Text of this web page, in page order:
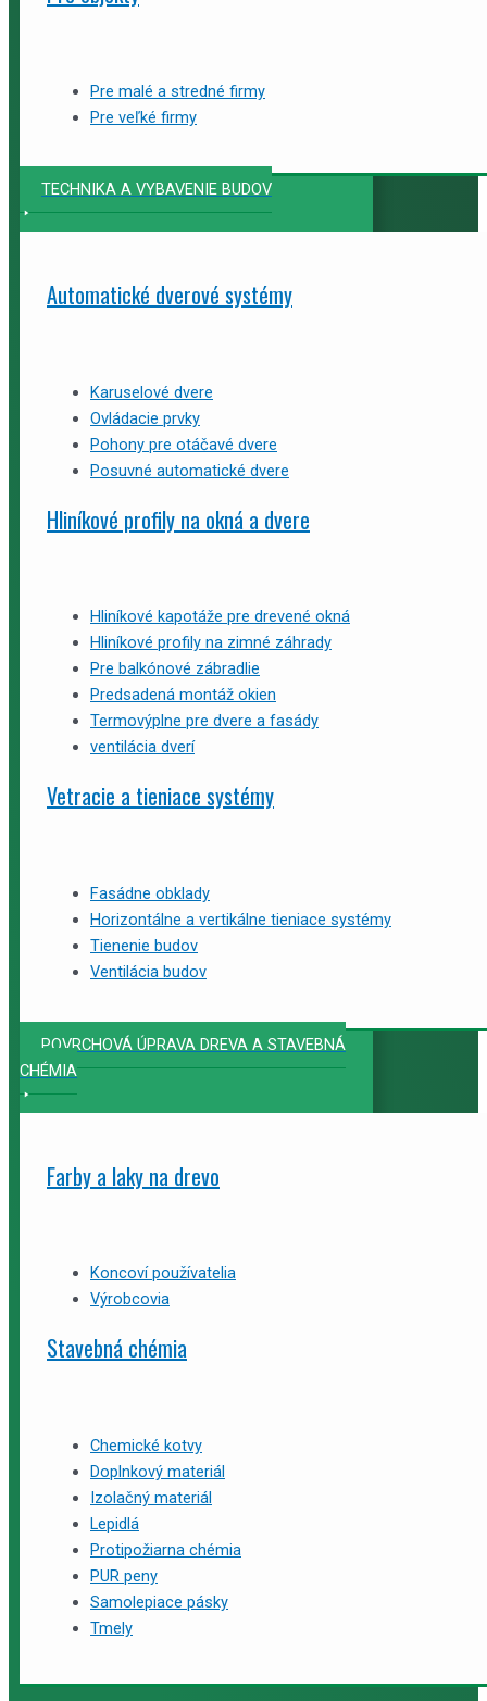
Pre malé a stredné firmy
Pre veľké firmy
TECHNIKA A VYBAVENIE BUDOV
Automatické dverové systémy
Karuselové dvere
Ovládacie prvky
Pohony pre otáčavé dvere
Posuvné automatické dvere
Hliníkové profily na okná a dvere
Hliníkové kapotáže pre drevené okná
Hliníkové profily na zimné záhrady
Pre balkónové zábradlie
Predsadená montáž okien
Termovýplne pre dvere a fasády
ventilácia dverí
Vetracie a tieniace systémy
Fasádne obklady
Horizontálne a vertikálne tieniace systémy
Tienenie budov
Ventilácia budov
POVRCHOVÁ ÚPRAVA DREVA A STAVEBNÁ
CHÉMIA
Farby a laky na drevo
Koncoví používatelia
Výrobcovia
Stavebná chémia
Chemické kotvy
Doplnkový materiál
Izolačný materiál
Lepidlá
Protipožiarna chémia
PUR peny
Samolepiace pásky
Tmely